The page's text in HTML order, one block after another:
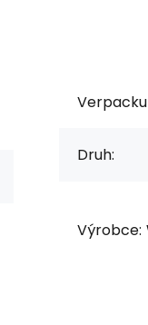
Druh:
Výrobce: